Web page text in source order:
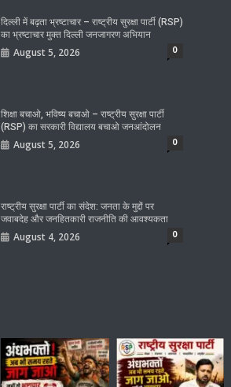
दिल्ली में बढ़ता भ्रष्टाचार – राष्ट्रीय सुरक्षा पार्टी (RSP)
का भ्रष्टाचार मुक्त दिल्ली जनजागरण अभियान
August 5, 2026 0
शिक्षा बचाओ, भविष्य बचाओ – राष्ट्रीय सुरक्षा पार्टी
(RSP) का सरकारी विद्यालय बचाओ जनआंदोलन
August 5, 2026 0
राष्ट्रीय सुरक्षा पार्टी का संदेश: जनता के मुद्दों पर
जवाबदेह और जनहितकारी राजनीति की आवश्यकता
August 4, 2026 0